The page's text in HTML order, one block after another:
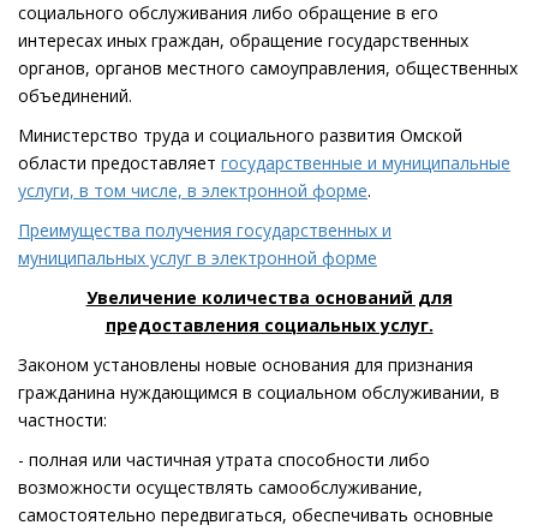
социального обслуживания либо обращение в его
интересах иных граждан, обращение государственных
органов, органов местного самоуправления, общественных
объединений.
Министерство труда и социального развития Омской
области предоставляет государственные и муниципальные
услуги, в том числе, в электронной форме.
Преимущества получения государственных и
муниципальных услуг в электронной форме
Увеличение количества оснований для
предоставления социальных услуг.
Законом установлены новые основания для признания
гражданина нуждающимся в социальном обслуживании, в
частности:
- полная или частичная утрата способности либо
возможности осуществлять самообслуживание,
самостоятельно передвигаться, обеспечивать основные